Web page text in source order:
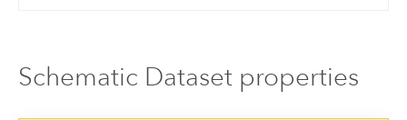
Schematic Dataset properties